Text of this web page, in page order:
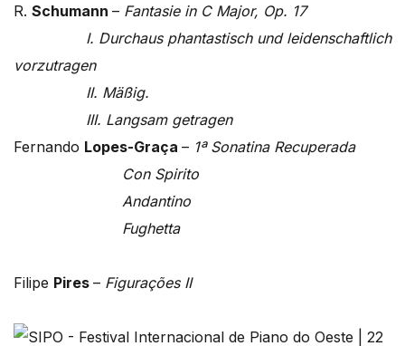
R. Schumann – Fantasie in C Major, Op. 17
I. Durchaus phantastisch und leidenschaftlich
vorzutragen
II. Mäßig.
III. Langsam getragen
Fernando Lopes-Graça – 1ª Sonatina Recuperada
Con Spirito
Andantino
Fughetta
Filipe Pires – Figurações II